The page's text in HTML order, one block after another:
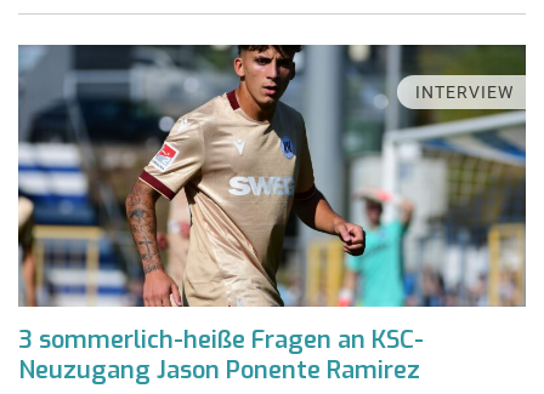
INTERVIEW
3 sommerlich-heiße Fragen an KSC-
Neuzugang Jason Ponente Ramirez